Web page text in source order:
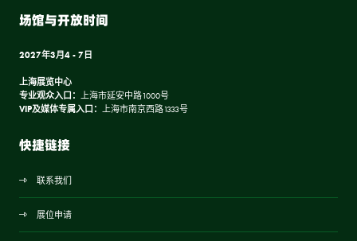
场馆与开放时间
2027年3月4 - 7日
上海展览中心
专业观众入口：
上海市延安中路1000号
VIP及媒体专属入口：
上海市南京西路1333号
快捷链接
联系我们
展位申请